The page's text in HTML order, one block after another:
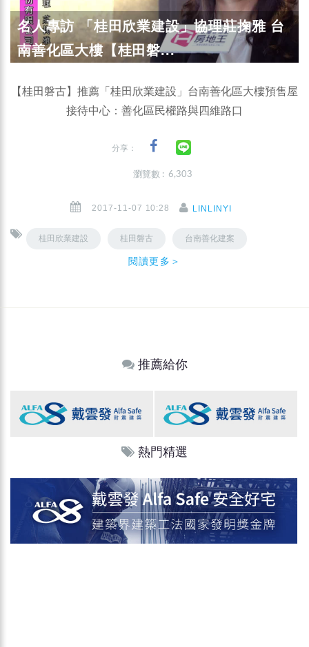
名人專訪 「桂田欣業建設」協理莊掬雅 台
南善化區大樓【桂田磐...
【桂田磐古】推薦「桂田欣業建設」台南善化區大樓預售屋
接待中心：善化區民權路與四維路口
分享：
瀏覽數 : 6,303
2017-11-07 10:28 LINLINYI
桂田欣業建設 桂田磐古 台南善化建案
閱讀更多＞
推薦給你
熱門精選